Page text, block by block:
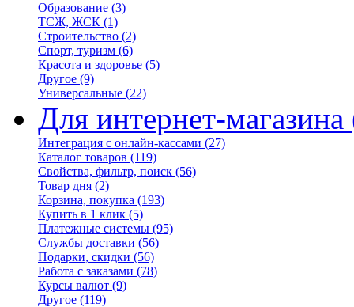
Образование (3)
ТСЖ, ЖСК (1)
Строительство (2)
Спорт, туризм (6)
Красота и здоровье (5)
Другое (9)
Универсальные (22)
Для интернет-магазина
Интеграция с онлайн-кассами (27)
Каталог товаров (119)
Свойства, фильтр, поиск (56)
Товар дня (2)
Корзина, покупка (193)
Купить в 1 клик (5)
Платежные системы (95)
Службы доставки (56)
Подарки, скидки (56)
Работа с заказами (78)
Курсы валют (9)
Другое (119)